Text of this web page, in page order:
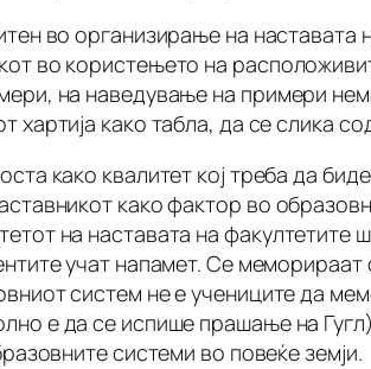
во организирање на
во користењето на
на наведување на примери
како табла, да се слика
како квалитет кој треба да
како фактор во
на наставата на
учат напамет. Се
систем не е учениците да
е да се испише прашање на
системи во повеќе земји.